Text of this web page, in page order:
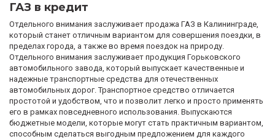
ГАЗ в кредит
Отдельного внимания заслуживает продажа ГАЗ в Калининграде,
который станет отличным вариантом для совершения поездки, в
пределах города, а также во время поездок на природу.
Отдельного внимания заслуживает продукция Горьковского
автомобильного завода, который выпускает качественные и
надежные транспортные средства для отечественных
автомобильных дорог. Транспортное средство отличается
простотой и удобством, что и позволит легко и просто применять
его в рамках повседневного использования. Выпускаются
бюджетные модели, которые могут стать практичным вариантом,
способным сделаться выгодным предложением для каждого